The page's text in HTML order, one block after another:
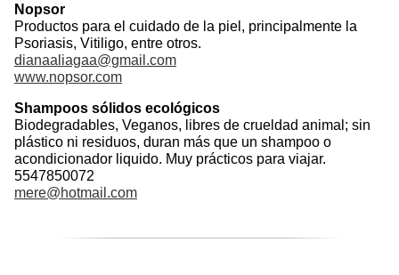
Nopsor
Productos para el cuidado de la piel, principalmente la
Psoriasis, Vitiligo, entre otros.
dianaaliagaa@gmail.com
www.nopsor.com
Shampoos sólidos ecológicos
Biodegradables, Veganos, libres de crueldad animal; sin
plástico ni residuos, duran más que un shampoo o
acondicionador liquido. Muy prácticos para viajar.
5547850072
mere@hotmail.com